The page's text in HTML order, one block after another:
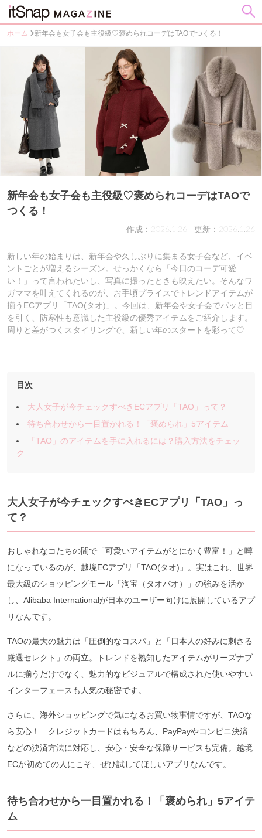
ホーム 新年会も女子会も主役級♡褒められコーデはTAOでつくる！
新年会も女子会も主役級♡褒められコーデはTAOで
つくる！
作成：2026.1.26 更新：2026.1.26
新しい年の始まりは、新年会や久しぶりに集まる女子会など、イベ
ントごとが増えるシーズン。せっかくなら「今日のコーデ可愛
い！」って言われたいし、写真に撮ったときも映えたい。そんなワ
ガママを叶えてくれるのが、お手頃プライスでトレンドアイテムが
揃うECアプリ「TAO(タオ)」。今回は、新年会や女子会でパッと目
を引く、防寒性も意識した主役級の優秀アイテムをご紹介します。
周りと差がつくスタイリングで、新しい年のスタートを彩って♡
目次
大人女子が今チェックすべきECアプリ「TAO」って？
待ち合わせから一目置かれる！「褒められ」5アイテム
「TAO」のアイテムを手に入れるには？購入方法をチェッ
ク
大人女子が今チェックすべきECアプリ「TAO 」っ
て？
おしゃれなコたちの間で「可愛いアイテムがとにかく豊富！」と噂
になっているのが、越境ECアプリ「TAO(タオ)」。実はこれ、世界
最大級のショッピングモール「淘宝（タオバオ）」の強みを活か
し、Alibaba Internationalが日本のユーザー向けに展開しているアプ
リなんです。
TAOの最大の魅力は「圧倒的なコスパ」と「日本人の好みに刺さる
厳選セレクト」の両立。トレンドを熟知したアイテムがリーズナブ
ルに揃うだけでなく、魅力的なビジュアルで構成された使いやすい
インターフェースも人気の秘密です。
さらに、海外ショッピングで気になるお買い物事情ですが、TAOな
ら安心！ クレジットカードはもちろん、PayPayやコンビニ決済
などの決済方法に対応し、安心・安全な保障サービスも完備。越境
ECが初めての人にこそ、ぜひ試してほしいアプリなんです。
待ち合わせから一目置かれる！「褒められ」5アイテ
ム